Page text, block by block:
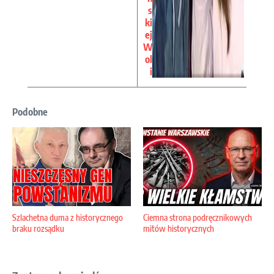
s
ki
ej
W
ol
i
Podobne
Szlachetna duma z historycznego
braku rozsądku
Ciemna strona podręcznikowych
mitów historycznych